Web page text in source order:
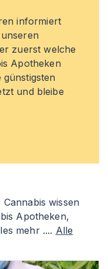
informiert
zuerst welche
Apotheken
günstigsten
und bleibe
wissen
Apotheken,
mehr .... Alle